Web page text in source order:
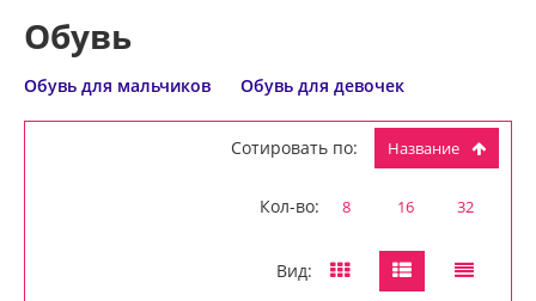
Обувь
Обувь для мальчиков Обувь для девочек
Сотировать по: Название
Кол-во: 8 16 32
Вид: